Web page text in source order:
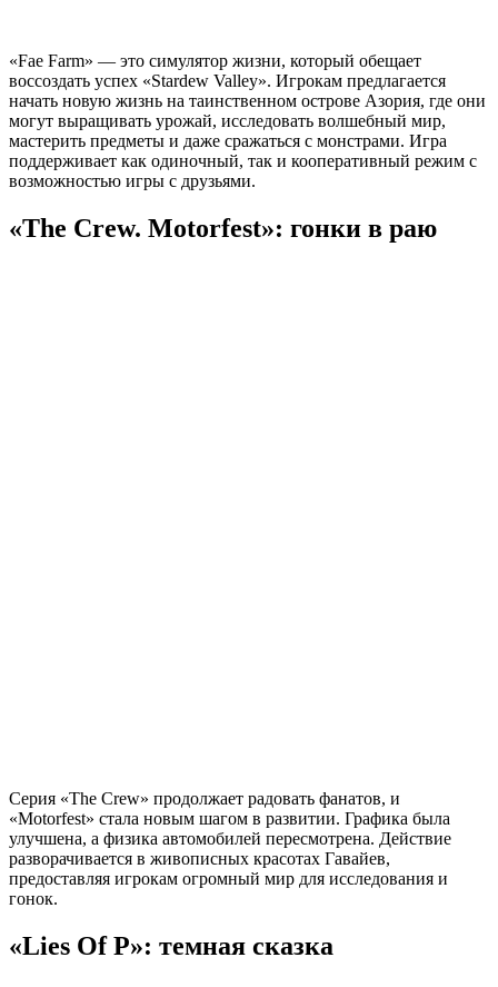
«Fae Farm» — это симулятор жизни, который обещает
воссоздать успех «Stardew Valley». Игрокам предлагается
начать новую жизнь на таинственном острове Азория, где они
могут выращивать урожай, исследовать волшебный мир,
мастерить предметы и даже сражаться с монстрами. Игра
поддерживает как одиночный, так и кооперативный режим с
возможностью игры с друзьями.
«The Crew. Motorfest»: гонки в раю
Серия «The Crew» продолжает радовать фанатов, и
«Motorfest» стала новым шагом в развитии. Графика была
улучшена, а физика автомобилей пересмотрена. Действие
разворачивается в живописных красотах Гавайев,
предоставляя игрокам огромный мир для исследования и
гонок.
«Lies Of P»: темная сказка